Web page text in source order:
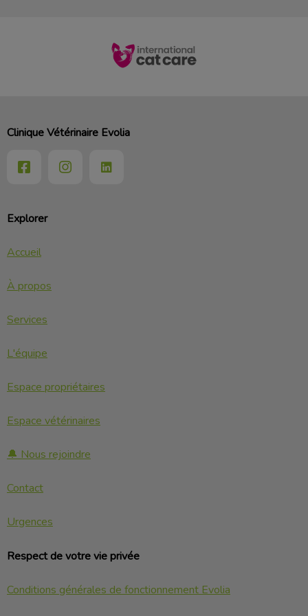
Explorer
Accueil
À propos
Services
L'équipe
Espace propriétaires
Espace vétérinaires
🔔 Nous rejoindre
Contact
Urgences
Respect de votre vie privée
Conditions générales de fonctionnement Evolia
Clinique Vétérinaire Evolia